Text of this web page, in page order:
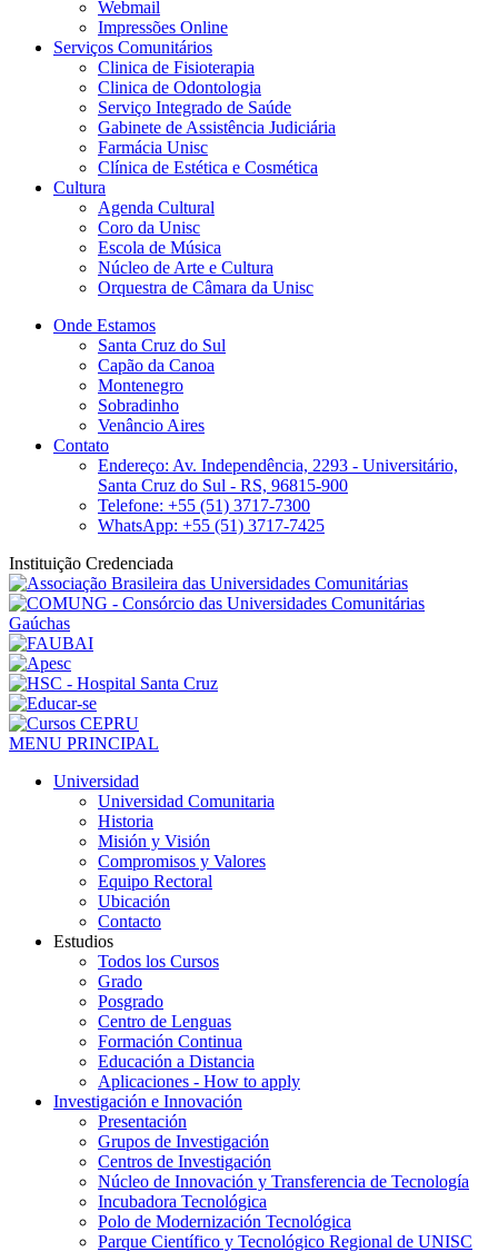
Webmail
Impressões Online
Serviços Comunitários
Clinica de Fisioterapia
Clinica de Odontologia
Serviço Integrado de Saúde
Gabinete de Assistência Judiciária
Farmácia Unisc
Clínica de Estética e Cosmética
Cultura
Agenda Cultural
Coro da Unisc
Escola de Música
Núcleo de Arte e Cultura
Orquestra de Câmara da Unisc
Onde Estamos
Santa Cruz do Sul
Capão da Canoa
Montenegro
Sobradinho
Venâncio Aires
Contato
Endereço: Av. Independência, 2293 - Universitário,
Santa Cruz do Sul - RS, 96815-900
Telefone: +55 (51) 3717-7300
WhatsApp: +55 (51) 3717-7425
Instituição Credenciada
MENU PRINCIPAL
Universidad
Universidad Comunitaria
Historia
Misión y Visión
Compromisos y Valores
Equipo Rectoral
Ubicación
Contacto
Estudios
Todos los Cursos
Grado
Posgrado
Centro de Lenguas
Formación Continua
Educación a Distancia
Aplicaciones - How to apply
Investigación e Innovación
Presentación
Grupos de Investigación
Centros de Investigación
Núcleo de Innovación y Transferencia de Tecnología
Incubadora Tecnológica
Polo de Modernización Tecnológica
Parque Científico y Tecnológico Regional de UNISC